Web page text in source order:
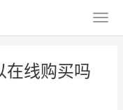
在线购买吗